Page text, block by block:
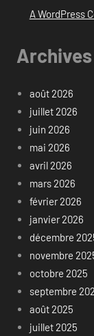
A WordPress
Archives
août 2026
juillet 2026
juin 2026
mai 2026
avril 2026
mars 2026
février 2026
janvier 2026
décembre
novembre
octobre 2025
septembre
août 2025
juillet 2025